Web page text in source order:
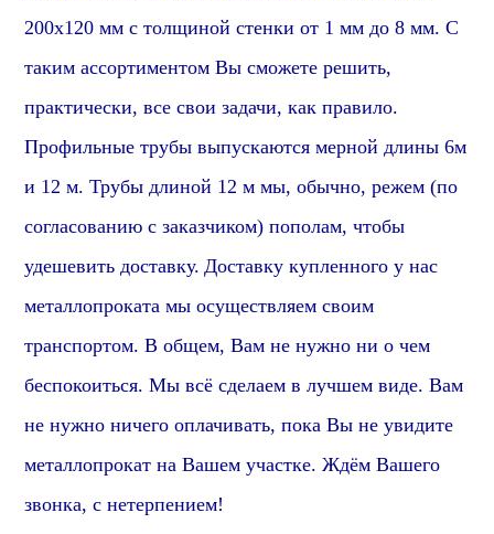
200х120 мм с толщиной стенки от 1 мм до 8 мм. С
таким ассортиментом Вы сможете решить,
практически, все свои задачи, как правило.
Профильные трубы выпускаются мерной длины 6м
и 12 м. Трубы длиной 12 м мы, обычно, режем (по
согласованию с заказчиком) пополам, чтобы
удешевить доставку. Доставку купленного у нас
металлопроката мы осуществляем своим
транспортом. В общем, Вам не нужно ни о чем
беспокоиться. Мы всё сделаем в лучшем виде. Вам
не нужно ничего оплачивать, пока Вы не увидите
металлопрокат на Вашем участке. Ждём Вашего
звонка, с нетерпением!